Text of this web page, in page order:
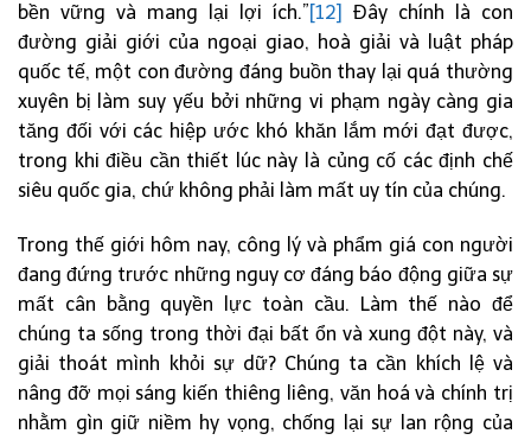
bền vững và mang lại lợi ích.”[12]
Đây chính là con
đường giải giới của ngoại giao, hoà giải và luật pháp
quốc tế, một con đường đáng buồn thay lại quá thường
xuyên bị làm suy yếu bởi những vi phạm ngày càng gia
tăng đối với các hiệp ước khó khăn lắm mới đạt được,
trong khi điều cần thiết lúc này là củng cố các định chế
siêu quốc gia, chứ không phải làm mất uy tín của chúng.
Trong thế giới hôm nay, công lý và phẩm giá con người
đang đứng trước những nguy cơ đáng báo động giữa sự
mất cân bằng quyền lực toàn cầu. Làm thế nào để
chúng ta sống trong thời đại bất ổn và xung đột này, và
giải thoát mình khỏi sự dữ? Chúng ta cần khích lệ và
nâng đỡ mọi sáng kiến thiêng liêng, văn hoá và chính trị
nhằm gìn giữ niềm hy vọng, chống lại sự lan rộng của